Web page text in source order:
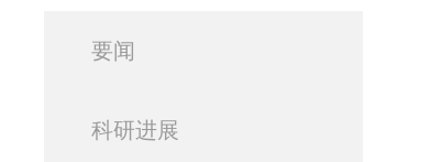
要闻
科研进展